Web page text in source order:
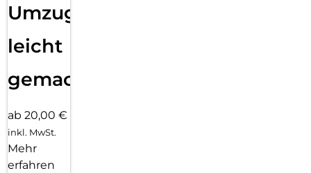
Umzug
leicht
gemacht!
ab 20,00 €
inkl. MwSt.
Mehr
erfahren